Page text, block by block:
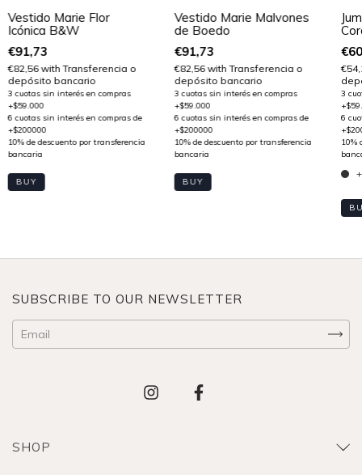
Vestido Marie Flor
Icónica B&W
€91,73
€82,56with Transferencia o
depósito bancario
BUY
Vestido Marie Malvones
de Boedo
€91,73
€82,56with Transferencia o
depósito bancario
BUY
SUBSCRIBE TO OUR NEWSLETTER
SHOP